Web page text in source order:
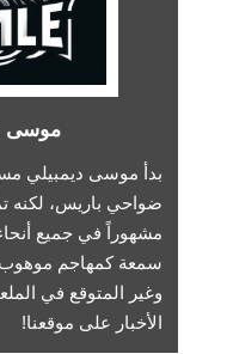
موسى
بدأ موسى ديمبيلي
ضواحي باريس، لكنه
مشهوراً في جميع
سمعة كمهاجم موهوب
وغير المتوقع في
الأخبار على موقعنا!